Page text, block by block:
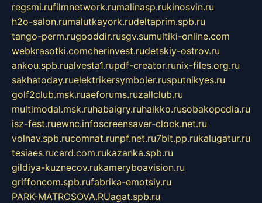
regsmi.rufilmnetwork.rumalinasp.rukinosvin.ru
h2o-salon.rumalutkayork.rudeltaprim.spb.ru
tango-perm.rugooddir.rusgv.sumultiki-online.com
webkrasotki.comcherinvest.rudetskiy-ostrov.ru
ankou.spb.rualvesta1.rupdf-creator.runix-files.org.ru
sakhatoday.ruelektrikersymboler.rusputnikyes.ru
golf2club.msk.ruaeforums.ruzallclub.ru
multimodal.msk.ruhabaigry.ruhaikko.rusobakopedia.ru
isz-fest.ruewnc.infoscreensaver-clock.net.ru
volnav.spb.rucomnat.runpf.net.ru7bit.pp.rukalugatur.ru
tesiaes.rucard.com.rukazanka.spb.ru
gildiya-kuznecov.rukameryboavision.ru
griffoncom.spb.rufabrika-emotsiy.ru
PARK-MATROSOVA.RUagat.spb.ru